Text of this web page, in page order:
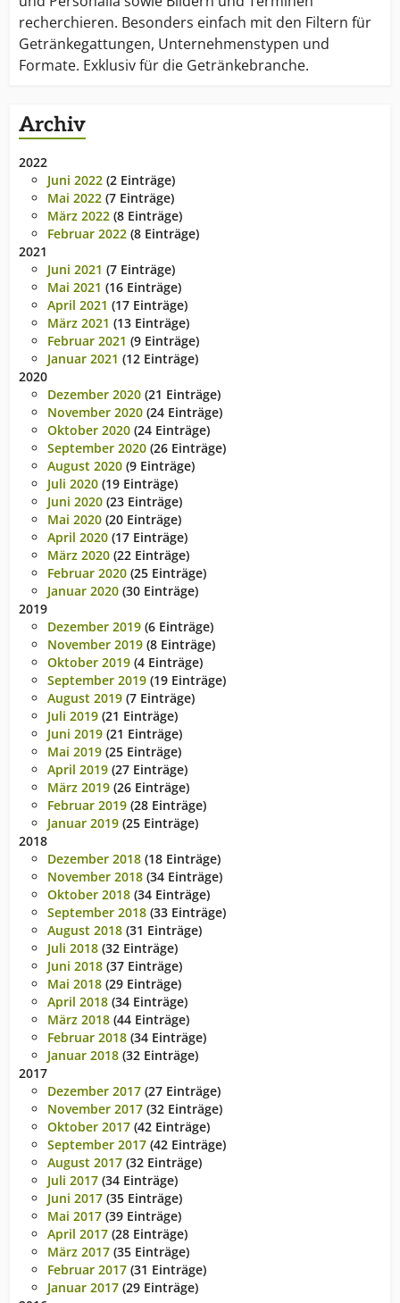
recherchieren. Besonders einfach mit den Filtern für
Getränkegattungen, Unternehmenstypen und
Formate. Exklusiv für die Getränkebranche.
Archiv
2022
Juni 2022 (2 Einträge)
Mai 2022 (7 Einträge)
März 2022 (8 Einträge)
Februar 2022 (8 Einträge)
2021
Juni 2021 (7 Einträge)
Mai 2021 (16 Einträge)
April 2021 (17 Einträge)
März 2021 (13 Einträge)
Februar 2021 (9 Einträge)
Januar 2021 (12 Einträge)
2020
Dezember 2020 (21 Einträge)
November 2020 (24 Einträge)
Oktober 2020 (24 Einträge)
September 2020 (26 Einträge)
August 2020 (9 Einträge)
Juli 2020 (19 Einträge)
Juni 2020 (23 Einträge)
Mai 2020 (20 Einträge)
April 2020 (17 Einträge)
März 2020 (22 Einträge)
Februar 2020 (25 Einträge)
Januar 2020 (30 Einträge)
2019
Dezember 2019 (6 Einträge)
November 2019 (8 Einträge)
Oktober 2019 (4 Einträge)
September 2019 (19 Einträge)
August 2019 (7 Einträge)
Juli 2019 (21 Einträge)
Juni 2019 (21 Einträge)
Mai 2019 (25 Einträge)
April 2019 (27 Einträge)
März 2019 (26 Einträge)
Februar 2019 (28 Einträge)
Januar 2019 (25 Einträge)
2018
Dezember 2018 (18 Einträge)
November 2018 (34 Einträge)
Oktober 2018 (34 Einträge)
September 2018 (33 Einträge)
August 2018 (31 Einträge)
Juli 2018 (32 Einträge)
Juni 2018 (37 Einträge)
Mai 2018 (29 Einträge)
April 2018 (34 Einträge)
März 2018 (44 Einträge)
Februar 2018 (34 Einträge)
Januar 2018 (32 Einträge)
2017
Dezember 2017 (27 Einträge)
November 2017 (32 Einträge)
Oktober 2017 (42 Einträge)
September 2017 (42 Einträge)
August 2017 (32 Einträge)
Juli 2017 (34 Einträge)
Juni 2017 (35 Einträge)
Mai 2017 (39 Einträge)
April 2017 (28 Einträge)
März 2017 (35 Einträge)
Februar 2017 (31 Einträge)
Januar 2017 (29 Einträge)